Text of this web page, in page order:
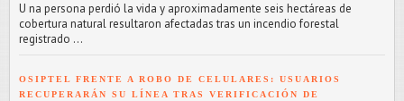
U na persona perdió la vida y aproximadamente seis hectáreas de
cobertura natural resultaron afectadas tras un incendio forestal
registrado ...
OSIPTEL FRENTE A ROBO DE CELULARES: USUARIOS
RECUPERARÁN SU LÍNEA TRAS VERIFICACIÓN DE